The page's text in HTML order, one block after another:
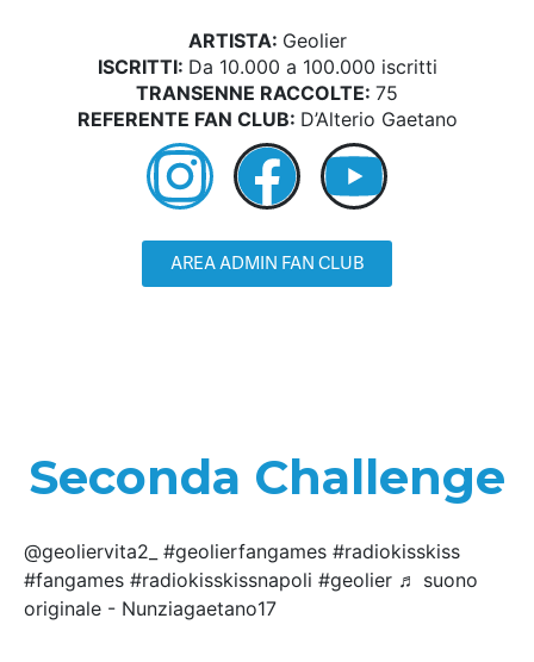
ARTISTA: Geolier
ISCRITTI: Da 10.000 a 100.000 iscritti
TRANSENNE RACCOLTE: 75
REFERENTE FAN CLUB: D’Alterio Gaetano
AREA ADMIN FAN CLUB
Seconda Challenge
@geoliervita2_ #geolierfangames #radiokisskiss
#fangames #radiokisskissnapoli #geolier ♬ suono
originale - Nunziagaetano17